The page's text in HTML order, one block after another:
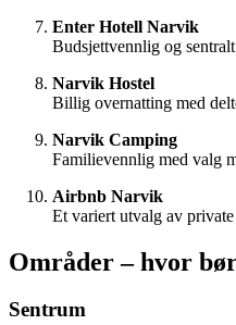
Enter Hotell Narvik
Budsjettvennlig og
Narvik Hostel
Billig overnatting med
Narvik Camping
Familievennlig med valg
Airbnb Narvik
Et variert utvalg av
Områder – hvor
Sentrum